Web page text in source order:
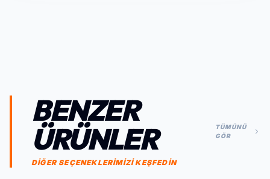
BENZER
ÜRÜNLER
DİĞER SEÇENEKLERİMİZİ KEŞFEDİN
TÜMÜNÜ
GÖR